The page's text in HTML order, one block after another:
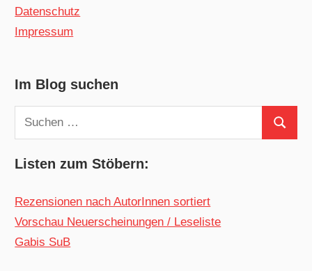
Datenschutz
Impressum
Im Blog suchen
Suchen
nach:
Suchen
Listen zum Stöbern:
Rezensionen nach AutorInnen sortiert
Vorschau Neuerscheinungen / Leseliste
Gabis SuB